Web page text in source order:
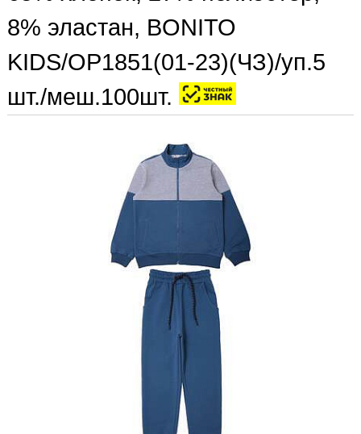
8% эластан, BONITO
KIDS/OP1851(01-23)(ЧЗ)/уп.5
шт./меш.100шт.